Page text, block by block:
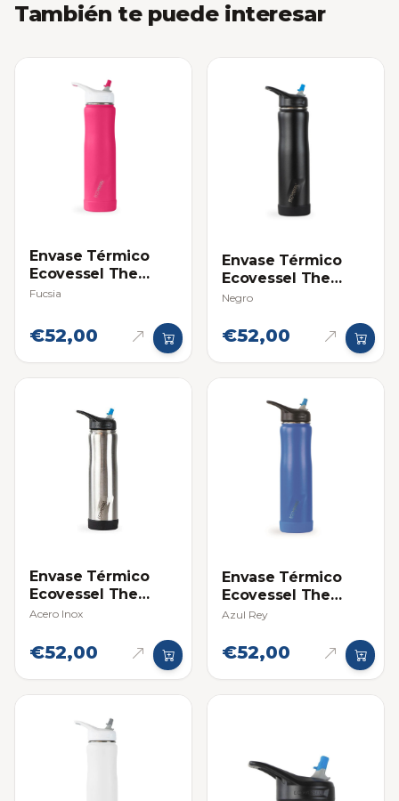
También te puede interesar
Envase Térmico
Ecovessel The
Summit 24oz
Fucsia
€52,00
Envase Térmico
Ecovessel The
Summit 24oz
Negro
€52,00
Envase Térmico
Ecovessel The
Summit 24oz
Acero Inox
€52,00
Envase Térmico
Ecovessel The
Summit 24oz
Azul Rey
€52,00